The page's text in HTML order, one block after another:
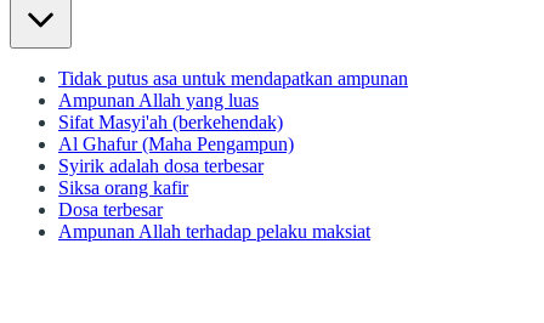
Tidak putus asa untuk mendapatkan ampunan
Ampunan Allah yang luas
Sifat Masyi'ah (berkehendak)
Al Ghafur (Maha Pengampun)
Syirik adalah dosa terbesar
Siksa orang kafir
Dosa terbesar
Ampunan Allah terhadap pelaku maksiat